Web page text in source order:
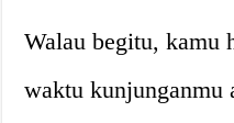
Walau begitu, kamu
waktu kunjunganmu